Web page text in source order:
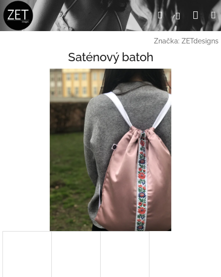
Přejít
na
obsah
HledatPřihlášení
Značka: ZETdesigns
Saténový batoh